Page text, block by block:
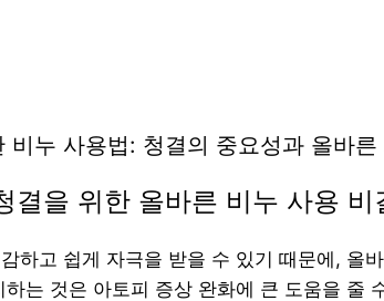
비누 사용법: 청결의 중요성과 올바른
결을 위한 올바른 비누 사용 비
하고 쉽게 자극을 받을 수 있기 때문에, 올
는 것은 아토피 증상 완화에 큰 도움을 줄